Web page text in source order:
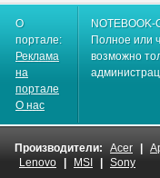
О
портале:
Реклама
на
портале
О нас
Полное или
возможно
Производители: Acer
Lenovo
MSI Sony